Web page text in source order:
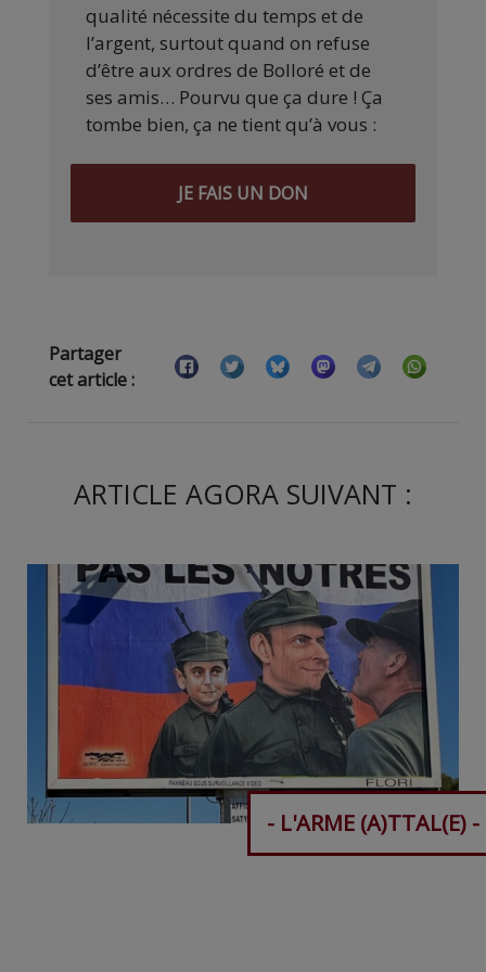
qualité nécessite du temps et de
l’argent, surtout quand on refuse
d’être aux ordres de Bolloré et de
ses amis… Pourvu que ça dure ! Ça
tombe bien, ça ne tient qu’à vous :
JE FAIS UN DON
Partager
cet article :
ARTICLE AGORA SUIVANT :
- L'ARME (A)TTAL(E) -